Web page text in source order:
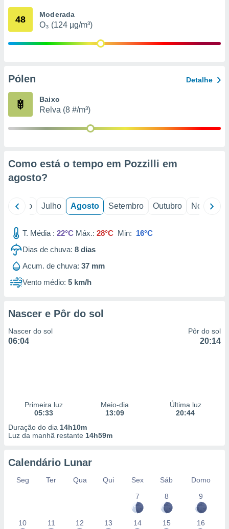
através
estudos
1199
48 Moderada
O₃ (124 µg/m³)
Pólen Detalhe
Baixo
Relva (8 #/m³)
Como está o tempo em Pozzilli em
agosto?
Junho Julho Agosto Setembro Outubro Novembro
T. Média : 22°C Máx.: 28°C Min: 16°C
Dias de chuva: 8 dias
Acum. de chuva: 37 mm
Vento médio: 5 km/h
Nascer e Pôr do sol
Nascer do sol
06:04
Pôr do sol
20:14
Primeira luz
05:33
Meio-dia
13:09
Última luz
20:44
Duração do dia 14h10m
Luz da manhã restante 14h59m
Calendário Lunar
Seg Ter Qua Qui Sex Sáb
Domo
7
8 9
10 11 12 13 14 15 16